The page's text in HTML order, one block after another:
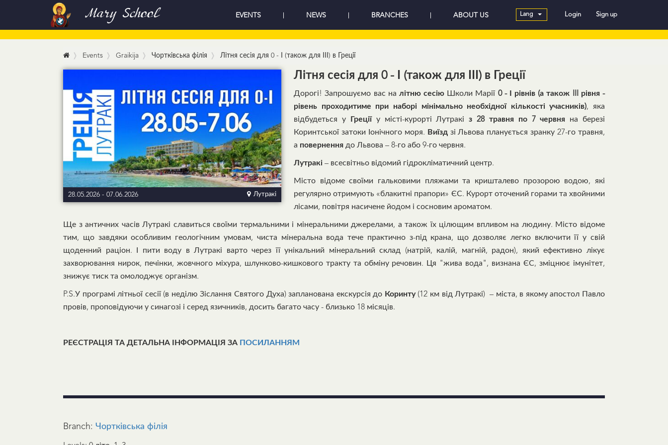
Mary School EVENTS NEWS BRANCHES ABOUT US Lang Login Sign up
Events Graikija Чортківська філія Літня сесія для 0 - І (також для ІІІ) в Греції
28.05.2026 - 07.06.2026 Лутракі
Літня сесія для 0 - І (також для ІІІ) в Греції
Дорогі! Запрошуємо вас на літню сесію Школи Марії 0 - І рівнів (а також III рівня -
рівень проходитиме при наборі мінімально необхідної кількості учасників), яка
відбудеться у
Греції у місті-курорті Лутракіз 28 травня по 7 червня на березі
Коринтської затоки Іонічного моря. Виїздзі Львова планується зранку 27-го травня,
а повернення до Львова – 8-го або 9-го червня.
Лутракі – всесвітньо відомий гідрокліматичний центр.
Місто відоме своїми гальковими пляжами та кришталево прозорою водою, які
регулярно отримують «блакитні прапори» ЄС. Курорт оточений горами та хвойними
лісами, повітря насичене йодом і сосновим ароматом.
Ще з античних часів Лутракі славиться своїми термальними і мінеральними джерелами, а також їх цілющим впливом на людину. Місто відоме
тим, що завдяки особливим геологічним умовам, чиста мінеральна вода тече практично з-під крана, що дозволяє легко включити її у свій
щоденний раціон. І пити воду в Лутракі варто через її унікальний мінеральний склад (натрій, калій, магній, радон), який ефективно лікує
захворювання нирок, печінки, жовчного міхура, шлунково-кишкового тракту та обміну речовин. Ця "жива вода", визнана ЄС, зміцнює імунітет,
знижує тиск та омолоджує організм.
P.S.У програмі літньої сесії (в неділю Зіслання Святого Духа) запланована екскурсія до Коринту (12 км від Лутракі) – міста, в якому апостол Павло
провів, проповідуючи у синагозі і серед язичників, досить багато часу - близько 18 місяців.
РЕЄСТРАЦІЯ ТА ДЕТАЛЬНА ІНФОРМАЦІЯ ЗА ПОСИЛАННЯМ
Branch: Чортківська філія